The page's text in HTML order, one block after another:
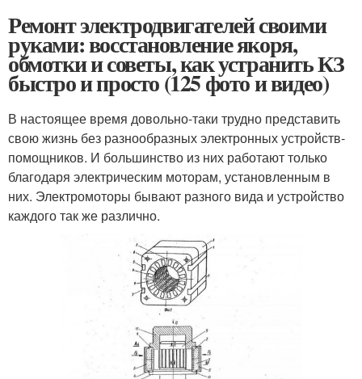
Ремонт электродвигателей своими
руками: восстановление якоря,
обмотки и советы, как устранить КЗ
быстро и просто (125 фото и видео)
В настоящее время довольно-таки трудно представить
свою жизнь без разнообразных электронных устройств-
помощников. И большинство из них работают только
благодаря электрическим моторам, установленным в
них. Электромоторы бывают разного вида и устройство
каждого так же различно.